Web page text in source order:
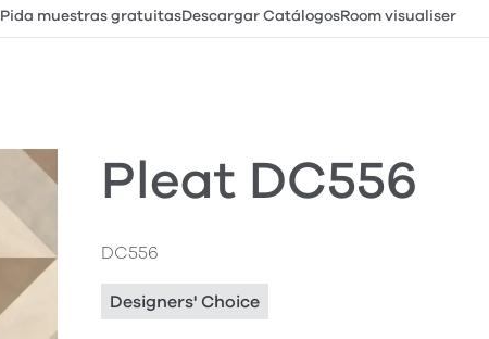
Pida muestras gratuitasDescargar CatálogosRoom visualiser
Pleat DC556
DC556
Designers' Choice